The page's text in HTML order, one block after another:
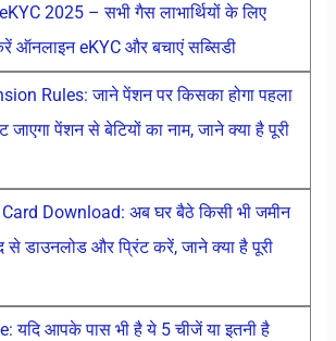
2025 – सभी गैस लाभार्थियों के लिए
ऑनलाइन eKYC और बचाएं सब्सिडी
Rules: जाने पेंशन पर किसका होगा पहला
पेंशन से बेटियों का नाम, जाने क्या है पूरी
Download: अब घर बैठे किसी भी जमीन
से डाउनलोड और प्रिंट करें, जाने क्या है पूरी
यदि आपके पास भी है ये 5 चीजें या इतनी है